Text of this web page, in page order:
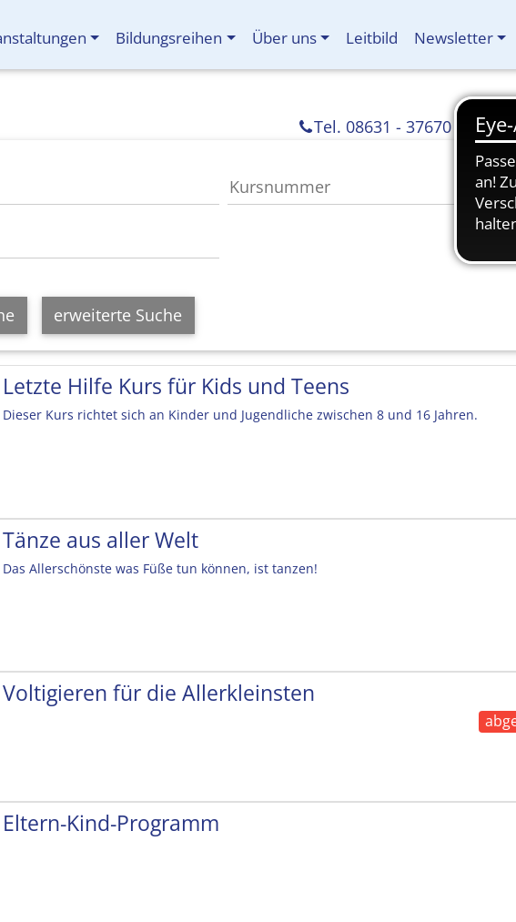
Bildungsreihen Über uns Leitbild Newsletter
Tel. 08631 - 37670
erweiterte Suche
Letzte Hilfe Kurs für Kids und Teens
Dieser Kurs richtet sich an Kinder und Jugendliche zwischen 8 und 16 Jahren.
Tänze aus aller Welt
Das Allerschönste was Füße tun können, ist tanzen!
Voltigieren für die Allerkleinsten
Eltern-Kind-Programm